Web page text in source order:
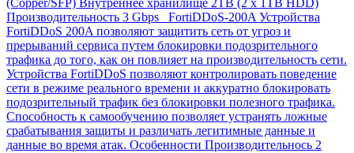
Производительность 3 Gbps FortiDDoS-200A Устройства
FortiDDoS 200A позволяют защитить сеть от угроз и
прерываний сервиса путем блокировки подозрительного
трафика до того, как он повлияет на производительность сети.
Устройства FortiDDoS позволяют контролировать поведение
сети в режиме реального времени и аккуратно блокировать
подозрительный трафик без блокировки полезного трафика.
Способность к самообучению позволяет устранять ложные
срабатывания защиты и различать легитимные данные и
данные во время атак. Особенности Производительнось 2